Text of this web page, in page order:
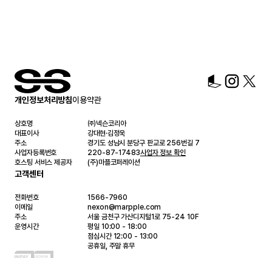
개인정보처리방침이용약관
상호명
㈜넥슨코리아
대표이사
강대현·김정욱
주소
경기도 성남시 분당구 판교로 256번길 7
사업자등록번호
220-87-17483사업자 정보 확인
호스팅 서비스 제공자
(주)마플코퍼레이션
고객센터
전화번호
1566-7960
이메일
nexon@marpple.com
주소
서울 금천구 가산디지털1로 75-24 10F
운영시간
평일 10:00 - 18:00
점심시간 12:00 - 13:00
공휴일, 주말 휴무